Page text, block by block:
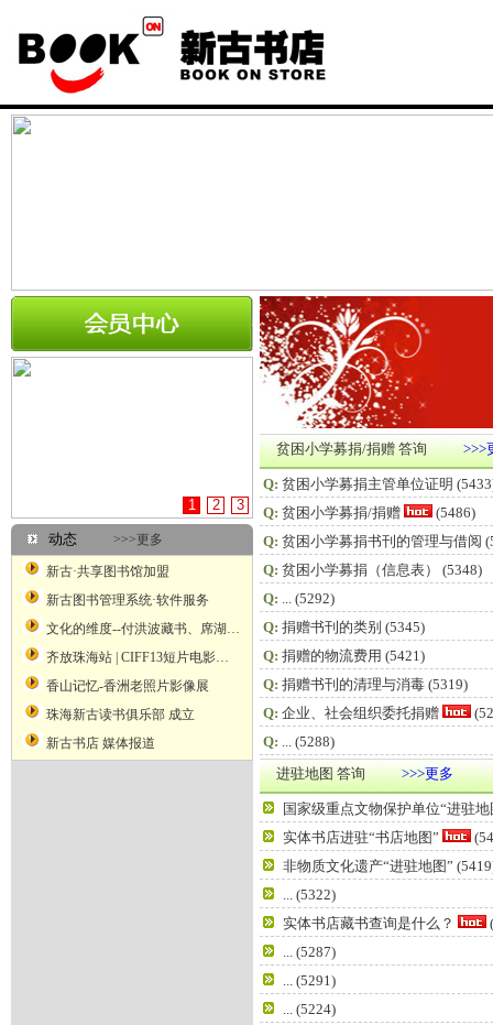
1 2 3
动态 >>>更多
新古·共享图书馆加盟
新古图书管理系统·软件服务
文化的维度--付洪波藏书、席湖藏书票艺术二人展
齐放珠海站 | CIFF13短片电影展映
香山记忆-香洲老照片影像展
珠海新古读书俱乐部 成立
新古书店 媒体报道
贫困小学募捐/捐赠 答询 >>>
Q: 贫困小学募捐主管单位证明
Q: 贫困小学募捐/捐赠
(5486)
Q: 贫困小学募捐书刊的管理与借阅
Q: 贫困小学募捐（信息表）
(5348)
Q: ... (5292)
Q: 捐赠书刊的类别 (5345)
Q: 捐赠的物流费用 (5421)
Q: 捐赠书刊的清理与消毒 (5319)
Q: 企业、社会组织委托捐赠
Q: ... (5288)
进驻地图 答询
>>>更多
国家级重点文物保护单位“进驻地
实体书店进驻“书店地图”
非物质文化遗产“进驻地图”
... (5322)
实体书店藏书查询是什么？
... (5287)
... (5291)
... (5224)